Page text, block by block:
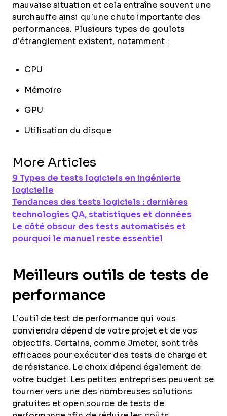
mauvaise situation et cela entraîne souvent une
surchauffe ainsi qu’une chute importante des
performances. Plusieurs types de goulots
d’étranglement existent, notamment :
CPU
Mémoire
GPU
Utilisation du disque
More Articles
9 Types de tests logiciels en ingénierie
logicielle
Tendances des tests logiciels : dernières
technologies QA, statistiques et données
Le côté obscur des tests automatisés et
pourquoi le manuel reste essentiel
Meilleurs outils de tests de
performance
L’outil de test de performance qui vous
conviendra dépend de votre projet et de vos
objectifs. Certains, comme Jmeter, sont très
efficaces pour exécuter des tests de charge et
de résistance. Le choix dépend également de
votre budget. Les petites entreprises peuvent se
tourner vers une des nombreuses solutions
gratuites et open source de tests de